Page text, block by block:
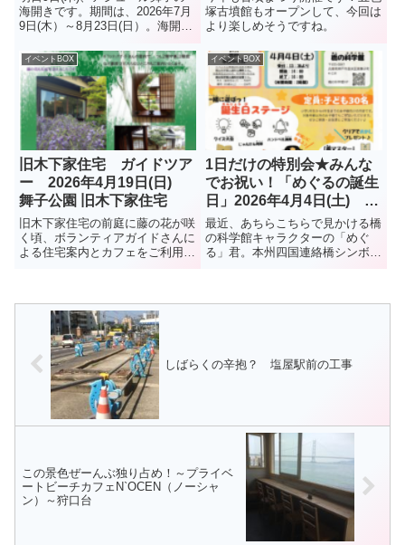
海開きです。期間は、2026年7月
9日(木）～8月23日(日）。海開き
奏があります（13：30～13：
50）。（予定演奏曲）・ライラ
ック・好きすぎて滅・名探偵コナ
ン・あー夏休み夏...
塚古墳館もオープンして、今回は
より楽しめそうですね。
イベントBOX
旧木下家住宅 ガイドツア
ー 2026年4月19日(日)
舞子公園 旧木下家住宅
旧木下家住宅の前庭に藤の花が咲
く頃、ボランティアガイドさんに
よる住宅案内とカフェをご利用い
2026年4月19日（日）午前の
部:10:30～11:30 ...
イベントBOX
1日だけの特別会★みんな
でお祝い！「めぐるの誕生
日」2026年4月4日(土) 橋
の科学館
最近、あちらこちらで見かける橋
の科学館キャラクターの「めぐ
る」君。本州四国連絡橋シンボル
しばらくの辛抱？ 塩屋駅前の工事
この景色ぜーんぶ独り占め！～プライベ
ートビーチカフェN`OCEN（ノーシャ
ン）～狩口台